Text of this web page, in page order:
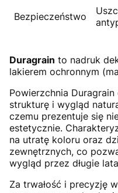
Bezpieczeństwo
Duragrain to nadruk
lakierem ochronnym
Powierzchnia
strukturę i wygląd
czemu prezentuje się
estetycznie.
na utratę koloru oraz
zewnętrznych, co
wygląd przez długie
Za trwałość i precyzję